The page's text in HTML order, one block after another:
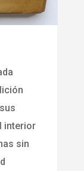
interior
sin